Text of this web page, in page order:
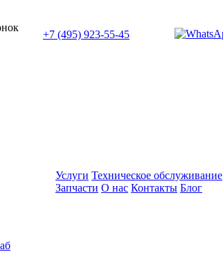
+7 (495) 923-55-45
Услуги Техническое обслуживание
Запчасти О нас Контакты Блог